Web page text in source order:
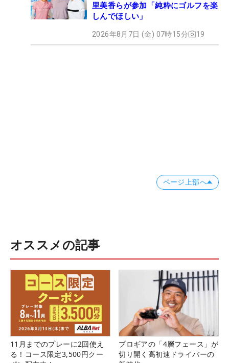
里美香らが参加「純粋にゴルフを楽
しんでほしい」
2026年8月7日 (金) 07時15分 19
ページ上部へ
オススメの記事
11月までのプレーに2回使え
る！コース限定3,500円クー
プロギアの「4層フェース」が
切り開く高初速ドライバーの